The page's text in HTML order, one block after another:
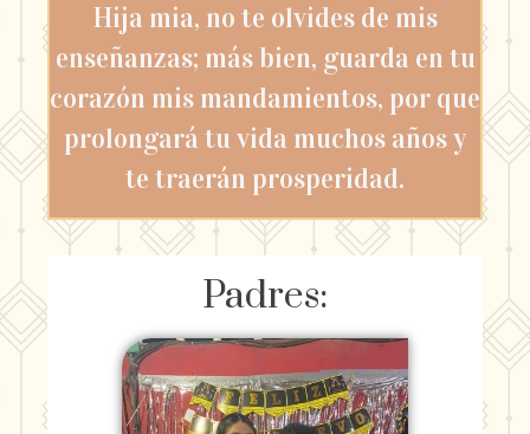
Hija mia, no te olvides de mis
enseñanzas; más bien, guarda en tu
corazón mis mandamientos, por que
prolongará tu vida muchos años y
te traerán prosperidad.
Padres: